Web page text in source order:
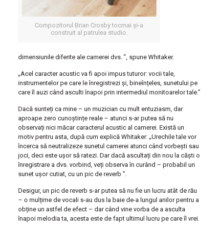
Compozitorul Brian Crosby tocmai și-a
construit al patrulea studio.
dimensiunile diferite ale camerei dvs. ”, spune Whitaker.
„Acel caracter acustic va fi apoi impus tuturor: vocii tale,
instrumentelor pe care le înregistrezi și, bineînțeles, sunetului pe
care îl auzi când asculti înapoi prin intermediul monitoarelor tale.”
Dacă sunteți ca mine – un muzician cu mult entuziasm, dar
aproape zero cunoștințe reale – atunci s-ar putea să nu
observați nici măcar caracterul acustic al camerei. Există un
motiv pentru asta, după cum explică Whitaker: „Urechile tale vor
încerca să neutralizeze sunetul camerei atunci când vorbești sau
joci, deci este ușor să ratezi. Dar dacă ascultați din nou la căști o
înregistrare a dvs. vorbind, veți observa în curând – probabil un
sunet ușor cutiat, cu un pic de reverb ”.
Desigur, un pic de reverb s-ar putea să nu fie un lucru atât de rău
– o mulțime de vocali s-au dus la baie de-a lungul anilor pentru a
obține un astfel de efect – dar când vine vorba de a asculta
înapoi melodia ta, acesta este de fapt ultimul lucru pe care îl vrei.